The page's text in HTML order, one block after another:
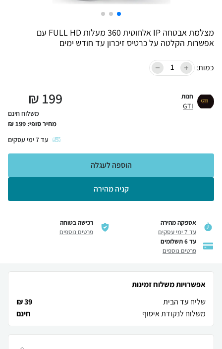
מצלמת אבטחה IP אלחוטית 360 מעלות FULL HD עם
אפשרות הקלטה על כרטיס זיכרון עד חודש ימים
כמות:
חנות
GTI
199
₪
משלוח חינם
מחיר סופי: 199
₪
עד7ימי עסקים
קניה מהירה
הוספה לעגלה
אספקה מהירה
עד 7 ימי עסקים
רכישה בטוחה
פרטים נוספים
עד 6 תשלומים
פרטים נוספים
אפשרויות משלוח זמינות
שליח עד הבית
39 ₪
משלוח לנקודת איסוף
חינם